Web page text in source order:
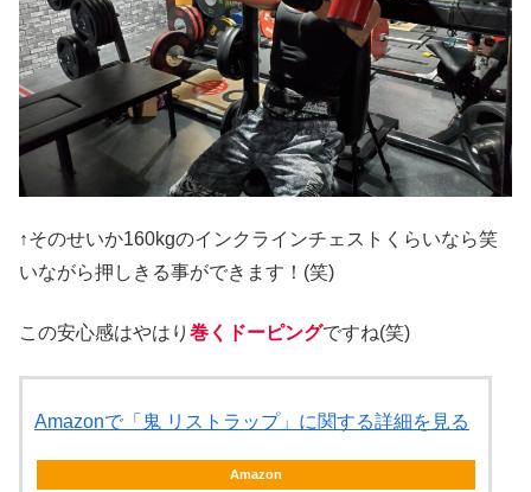
↑そのせいか160kgのインクラインチェストくらいなら笑
いながら押しきる事ができます！(笑)
この安心感はやはり 巻くドーピングですね(笑)
Amazonで「鬼 リストラップ」に関する詳細を見る
Amazon